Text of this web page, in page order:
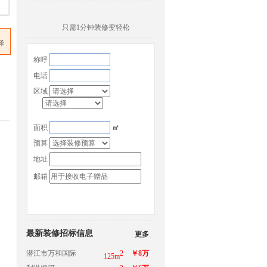
只需1分钟装修变轻松
称呼
电话
区域
面积
㎡
预算
地址
邮箱
最新装修招标信息 更多
潜江市万和国际 125m2
￥8万